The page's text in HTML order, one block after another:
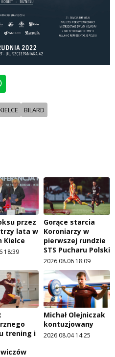
BILARD
przez
lata w
Kielce
18:39
Gorące starcia
Koroniarzy w
pierwszej rundzie
STS Pucharu Polski
2026.08.06 18:09
trening i
Michał Olejniczak
kontuzjowany
2026.08.04 14:25